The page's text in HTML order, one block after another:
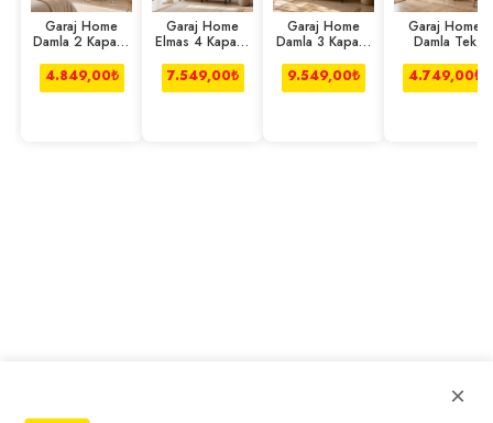
Garaj Home
Damla 2 Kapaklı
Dolap
4.849,00₺
Garaj Home
Elmas 4 Kapaklı
Dolap
7.549,00₺
Garaj Home
Damla 3 Kapaklı
Dolap
9.549,00₺
Garaj Home
Damla Tek
4.749,00₺
×